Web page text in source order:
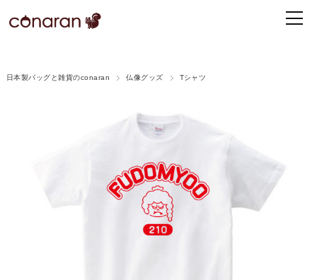
日本製バッグと雑貨のconaran 仏像グッズ Tシャツ